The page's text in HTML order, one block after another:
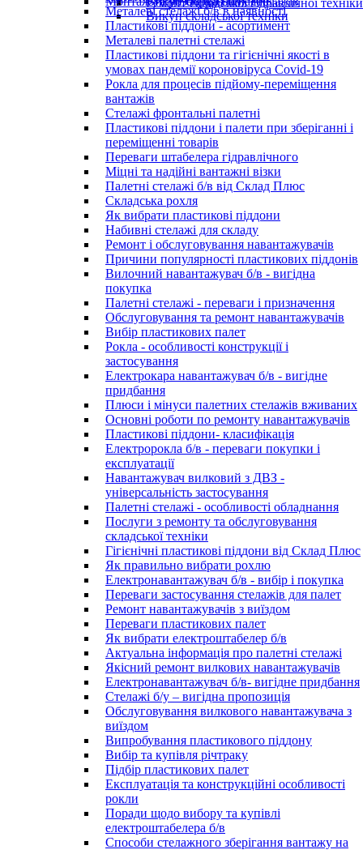
Ремонт складської гідравлічної техніки
Викуп складської техніки
Металеві стелажі б/в в наявності
Пластикові піддони - асортимент
Металеві палетні стелажі
Пластикові піддони та гігієнічні якості в
умовах пандемії короновіруса Covid-19
Рокла для процесів підйому-переміщення
вантажів
Стелажі фронтальні палетні
Пластикові піддони і палети при зберіганні і
переміщенні товарів
Переваги штабелера гідравлічного
Міцні та надійні вантажні візки
Палетні стелажі б/в від Склад Плюс
Складська рохля
Як вибрати пластикові піддони
Набивні стелажі для складу
Ремонт і обслуговування навантажувачів
Причини популярності пластикових піддонів
Вилочний навантажувач б/в - вигідна
покупка
Палетні стелажі - переваги і призначення
Обслуговування та ремонт навантажувачів
Вибір пластикових палет
Рокла - особливості конструкції і
застосування
Електрокара навантажувач б/в - вигідне
придбання
Плюси і мінуси палетних стелажів вживаних
Основні роботи по ремонту навантажувачів
Пластикові піддони- класифікація
Електророкла б/в - переваги покупки і
експлуатації
Навантажувач вилковий з ДВЗ -
універсальність застосування
Палетні стелажі - особливості обладнання
Послуги з ремонту та обслуговування
складської техніки
Гігієнічні пластикові піддони від Склад Плюс
Як правильно вибрати рохлю
Електронавантажувач б/в - вибір і покупка
Переваги застосування стелажів для палет
Ремонт навантажувачів з виїздом
Переваги пластикових палет
Як вибрати електроштабелер б/в
Актуальна інформація про палетні стелажі
Якісний ремонт вилкових навантажувачів
Електронавантажувач б/в- вигідне придбання
Стелажі б/у – вигідна пропозиція
Обслуговування вилкового навантажувача з
виїздом
Випробування пластикового піддону
Вибір та купівля річтраку
Підбір пластикових палет
Експлуатація та конструкційні особливості
рокли
Поради щодо вибору та купівлі
електроштабелера б/в
Способи стелажного зберігання вантажу на